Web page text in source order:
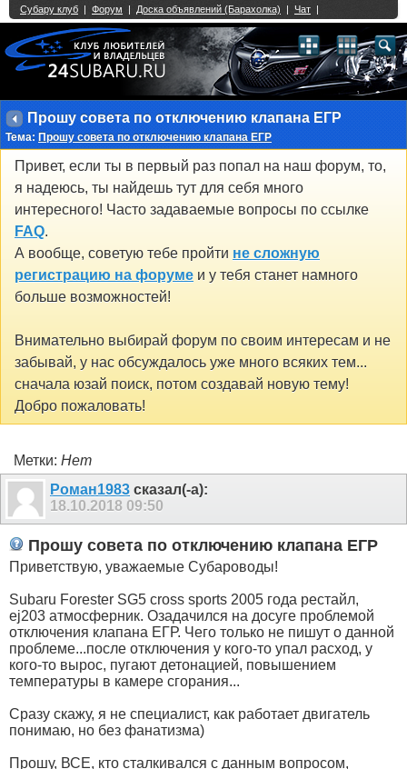
Прошу совета по отключению клапана ЕГР
Тема: Прошу совета по отключению клапана ЕГР
Привет, если ты в первый раз попал на наш форум, то,
я надеюсь, ты найдешь тут для себя много
интересного! Часто задаваемые вопросы по ссылке
FAQ.
А вообще, советую тебе пройти не сложную
регистрацию на форуме и у тебя станет намного
больше возможностей!
Внимательно выбирай форум по своим интересам и не
забывай, у нас обсуждалось уже много всяких тем...
сначала юзай поиск, потом создавай новую тему!
Добро пожаловать!
Метки: Нет
Роман1983 сказал(-а):
18.10.2018 09:50
Прошу совета по отключению клапана ЕГР
Приветствую, уважаемые Субароводы!
Subaru Forester SG5 cross sports 2005 года рестайл,
ej203 атмосферник. Озадачился на досуге проблемой
отключения клапана ЕГР. Чего только не пишут о данной
проблеме...после отключения у кого-то упал расход, у
кого-то вырос, пугают детонацией, повышением
температуры в камере сгорания...
Сразу скажу, я не специалист, как работает двигатель
понимаю, но без фанатизма)
Прошу, ВСЕ, кто сталкивался с данным вопросом,
Single Sign On provided byvBSSO
2 3 4 5 6 7 8 9 10 11 12 13 14 15 16 17 18 21 22 23 24 25 26
27 28 29 30 31 32 33 34 35 36 37 38 39 40 41 42 43